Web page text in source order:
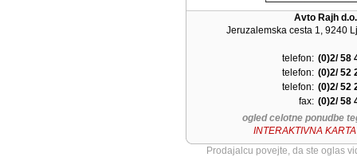
Avto Rajh
Jeruzalemska cesta 1, 9240
telefon:
telefon:
telefon:
fax:
(0)2/ 58
(0)2/ 52
(0)2/ 52
(0)2/ 58
ogled celotne ponudbe
INTERAKTIVNA
Prodajalcu povejte, da ste oglas